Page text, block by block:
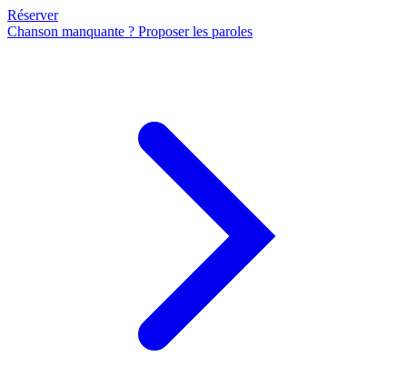
Réserver
Chanson manquante ? Proposer les paroles